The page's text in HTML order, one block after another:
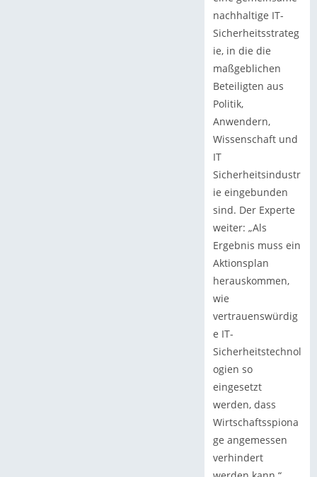
nachhaltige IT-
Sicherheitsstrateg
ie, in die die
maßgeblichen
Beteiligten aus
Politik,
Anwendern,
Wissenschaft und
IT
Sicherheitsindustr
ie eingebunden
sind. Der Experte
weiter: „Als
Ergebnis muss ein
Aktionsplan
herauskommen,
wie
vertrauenswürdig
e IT-
Sicherheitstechnol
ogien so
eingesetzt
werden, dass
Wirtschaftsspiona
ge angemessen
verhindert